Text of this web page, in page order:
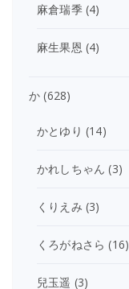
麻倉瑞季(4)
麻生果恩 (4)
か (628)
かとゆり (14)
かれしちゃん (3)
くりえみ (3)
くろがねさら (16)
兒玉遥 (3)